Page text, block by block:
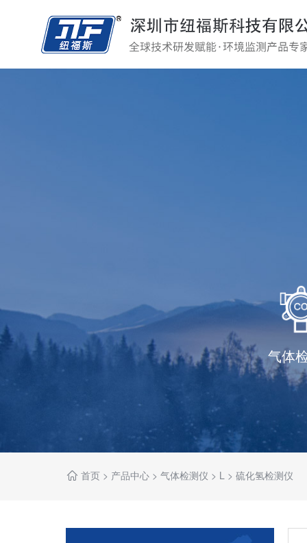
气体
首页 > 产品中心 > 气体检测仪 > L > 硫化氢检测仪